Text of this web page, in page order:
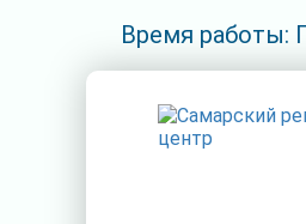
Время работы: